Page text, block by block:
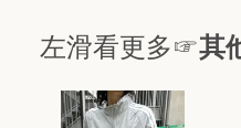
左滑看更多☞其